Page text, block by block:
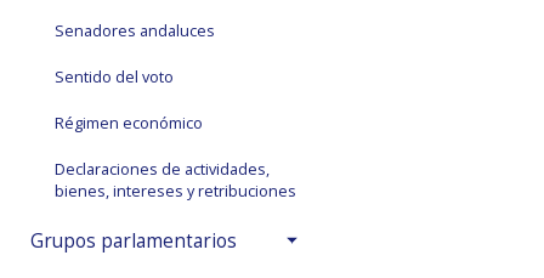
Senadores andaluces
Sentido del voto
Régimen económico
Declaraciones de actividades,
bienes, intereses y retribuciones
Grupos parlamentarios